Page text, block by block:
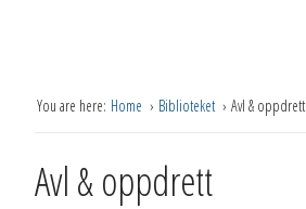
You are here: Home Biblioteket Avl & oppdrett
Avl & oppdrett